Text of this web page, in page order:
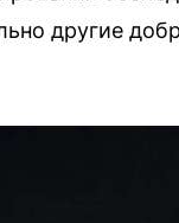
другие